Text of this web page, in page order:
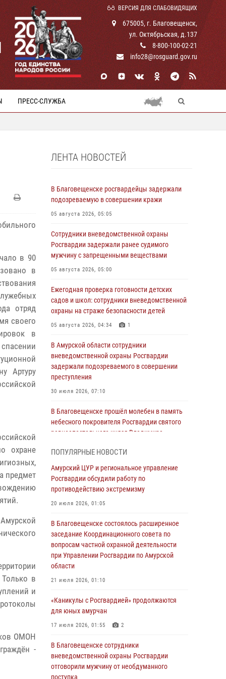
ВЕРСИЯ ДЛЯ СЛАБОВИДЯЩИХ
675005, г. Благовещенск,
ул. Октябрьская, д.137
8-800-100-02-21
info28@rosguard.gov.ru
ПРЕСС-СЛУЖБА
в 90
в
отряд
своего
в
Артуру
охране
предмет
в
и
ОМОН
-
ЛЕНТА НОВОСТЕЙ
В Благовещенске росгвардейцы задержали
подозреваемую в совершении кражи
05 августа 2026, 05:05
Сотрудники вневедомственной охраны
Росгвардии задержали ранее судимого
мужчину с запрещенными веществами
05 августа 2026, 05:00
Ежегодная проверка готовности детских
садов и школ: сотрудники вневедомственной
охраны на страже безопасности детей
05 августа 2026, 04:34 1
В Амурской области сотрудники
вневедомственной охраны Росгвардии
задержали подозреваемого в совершении
преступления
30 июля 2026, 07:10
В Благовещенске прошёл молебен в память
небесного покровителя Росгвардии святого
равноапостольного князя Владимира
Более 2,5 миллионов рублей выплачено
амурчанам за оружие сданное на возмездной
основе
28 июля 2026, 02:00
Итоги работы строевых подразделений
вневедомственной охраны Росгвардии
Амурской области в период с 20 по 26 июля
2026 года
27 июля 2026, 06:28
сотрудников вневедомственной охраны
23 июля 2026, 07:49
поступления на службу в подразделения
территориального Управления Росгвардии
23 июля 2026, 00:00
ПОПУЛЯРНЫЕ НОВОСТИ
Амурский ЦУР и региональное управление
Росгвардии обсудили работу по
противодействию экстремизму
20 июля 2026, 01:05
В Благовещенске состоялось расширенное
заседание Координационного совета по
вопросам частной охранной деятельности
при Управлении Росгвардии по Амурской
области
21 июля 2026, 01:10
«Каникулы с Росгвардией» продолжаются
для юных амурчан
17 июля 2026, 01:55 2
В Благовещенске сотрудники
вневедомственной охраны Росгвардии
отговорили мужчину от необдуманного
поступка